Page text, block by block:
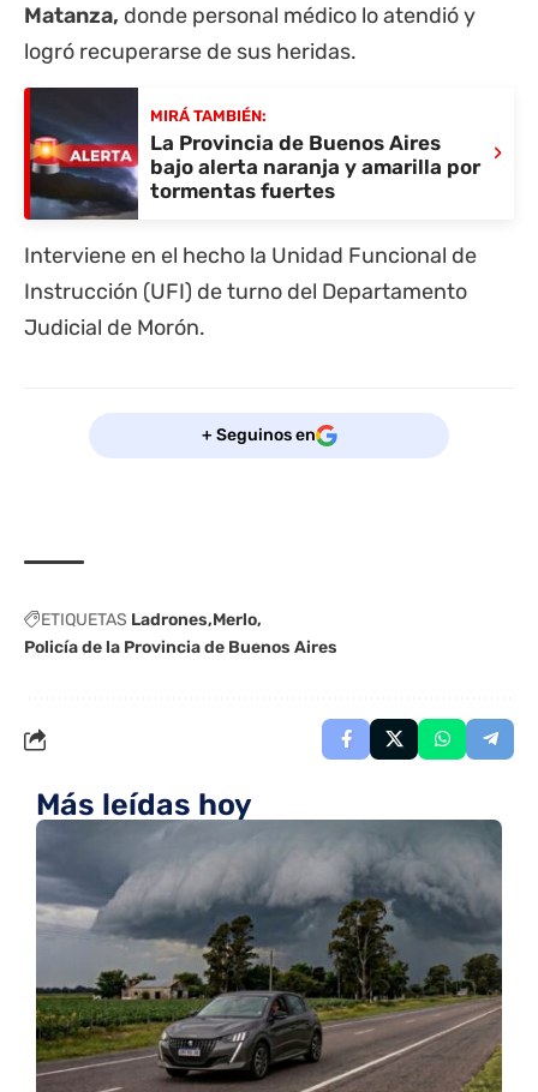
Matanza, donde personal médico lo atendió y
logró recuperarse de sus heridas.
MIRÁ TAMBIÉN:
La Provincia de Buenos Aires
bajo alerta naranja y amarilla por
tormentas fuertes
›
Interviene en el hecho la Unidad Funcional de
Instrucción (UFI) de turno del Departamento
Judicial de Morón.
+ Seguinos en
ETIQUETAS Ladrones Merlo
Policía de la Provincia de Buenos Aires
Más leídas hoy